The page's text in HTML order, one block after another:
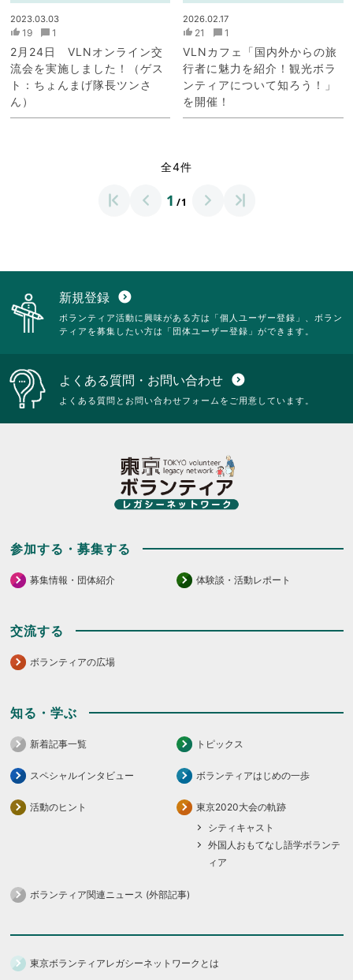
2023.03.03
19 1
2月24日 VLNオンライン交
流会を実施しました！（ゲス
ト：ちょんまげ隊長ツンさ
ん）
2026.02.17
21 1
VLNカフェ「国内外からの旅
行者に魅力を紹介！観光ボラ
ンティアについて知ろう！」
を開催！
全4件
1 /1
新規登録 expand_circle_down
ボランティア活動に興味がある方は「個人ユーザー登録」、ボラン
ティアを募集したい方は「団体ユーザー登録」ができます。
よくある質問・お問い合わせ expand_circle_down
よくある質問とお問い合わせフォームをご用意しています。
参加する・募集する
募集情報・団体紹介 体験談・活動レポート
交流する
ボランティアの広場
知る・学ぶ
新着記事一覧 トピックス
スペシャルインタビュー ボランティアはじめの一歩
活動のヒント
東京2020大会の軌跡
シティキャスト
外国人おもてなし語学ボランテ
ィア
ボランティア関連ニュース (外部記事)
東京ボランティアレガシーネットワークとは